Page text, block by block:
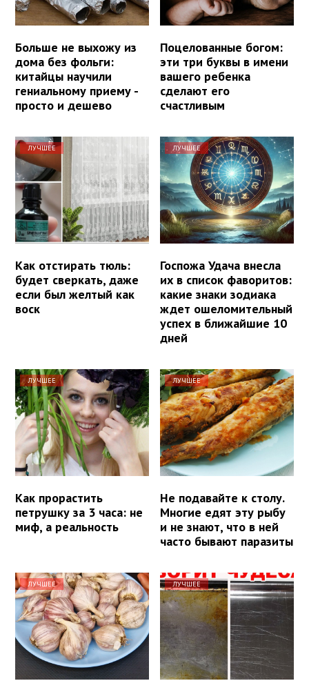
Больше не выхожу из
дома без фольги:
китайцы научили
гениальному приему -
просто и дешево
Поцелованные богом:
эти три буквы в имени
вашего ребенка
сделают его
счастливым
ЛУЧШЕЕ
Как отстирать тюль:
будет сверкать, даже
если был желтый как
воск
ЛУЧШЕЕ
Госпожа Удача внесла
их в список фаворитов:
какие знаки зодиака
ждет ошеломительный
успех в ближайшие 10
дней
ЛУЧШЕЕ
Как прорастить
петрушку за 3 часа: не
миф, а реальность
ЛУЧШЕЕ
Не подавайте к столу.
Многие едят эту рыбу
и не знают, что в ней
часто бывают паразиты
ЛУЧШЕЕ ЛУЧШЕЕ